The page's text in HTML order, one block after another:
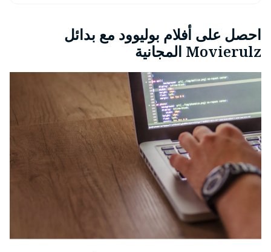
احصل على أفلام بوليوود مع بدائل
Movierulz المجانية